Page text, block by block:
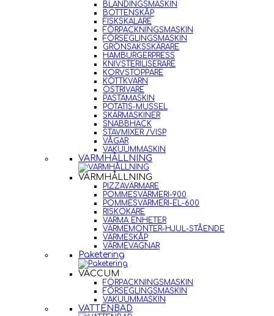
BLANDINGSMASKIN
BOTTENSKÅP
FISKSKALARE
FÖRPACKNINGSMASKIN
FÖRSEGLINGSMASKIN
GRÖNSAKSSKÄRARE
HAMBURGERPRESS
KNIVSTERILISERARE
KORVSTOPPARE
KÖTTKVARN
OSTRIVARE
PASTAMASKIN
POTATIS-MUSSEL
SKÄRMASKINER
SNABBHACK
STAVMIXER /VISP
VÅGAR
VAKUUMMASKIN
VARMHÅLLNING
VARMHÅLLNING
PIZZAVÄRMARE
POMMESVÄRMERI-900
POMMESVÄRMERI-EL-600
RISKOKARE
VARMA ENHETER
VÄRMEMONTER-HJUL-STÅENDE
VÄRMESKÅP
VÄRMEVAGNAR
Paketering
VACCUM
FÖRPACKNINGSMASKIN
FÖRSEGLINGSMASKIN
VAKUUMMASKIN
VATTENBAD